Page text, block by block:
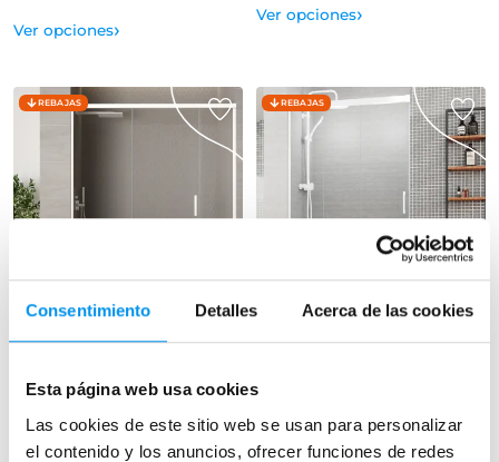
Consentimiento Detalles Acerca de las cookies
Esta página web usa cookies
Las cookies de este sitio web se usan para personalizar
el contenido y los anuncios, ofrecer funciones de redes
Ver opciones›
Ver opciones›
REBAJAS
Mampara de ducha Oslo
mm
402,32€ 574,75€
desde 134,11€/mes
REBAJAS
Mampara de ducha Tiber
mm
389,62€ 556,60€
desde 129,87€/mes